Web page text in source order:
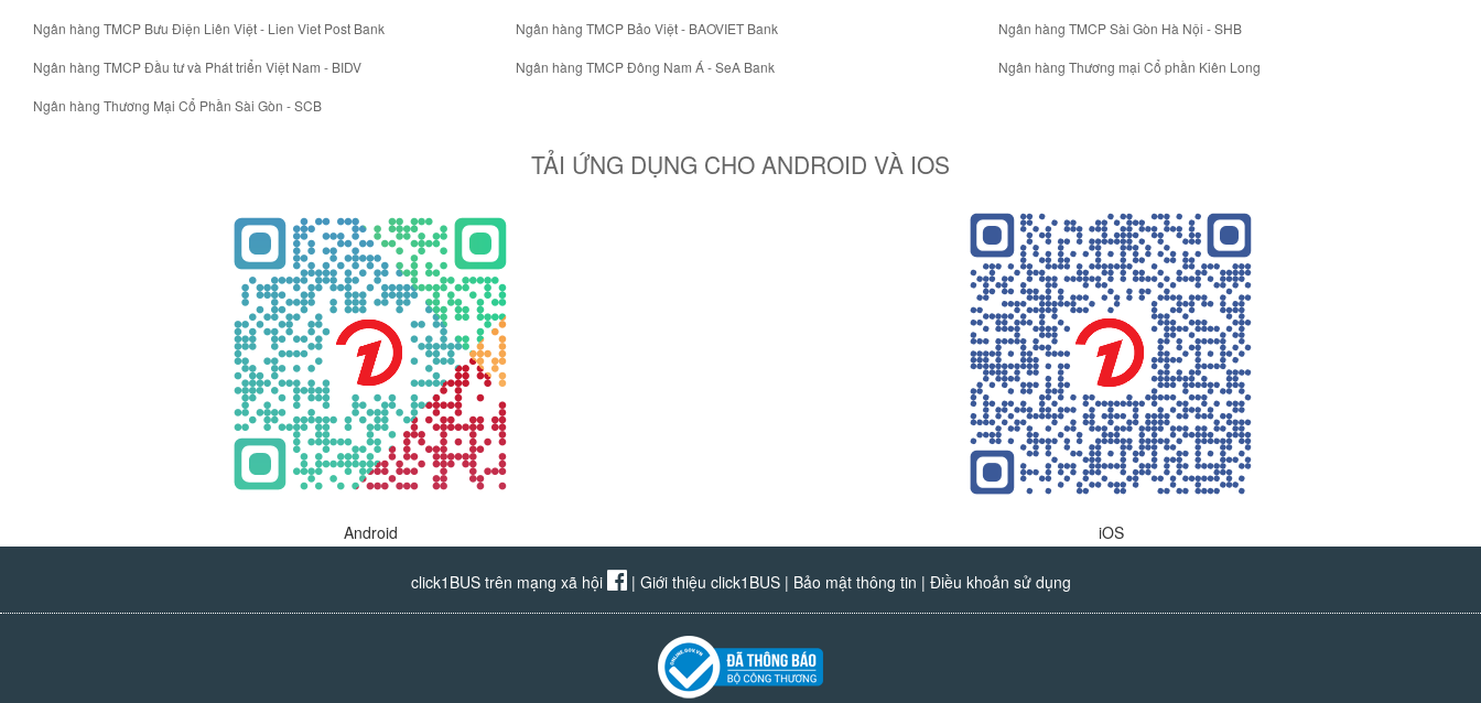
Ngân hàng TMCP Bưu Điện Liên Việt - Lien Viet Post Bank
Ngân hàng TMCP Đầu tư và Phát triển Việt Nam - BIDV
Ngân hàng Thương Mại Cổ Phần Sài Gòn - SCB
Ngân hàng TMCP Bảo Việt - BAOVIET Bank
Ngân hàng TMCP Đông Nam Á - SeA Bank
Ngân hàng TMCP Sài Gòn Hà Nội - SHB
Ngân hàng Thương mại Cổ phần Kiên Long
TẢI ỨNG DỤNG CHO ANDROID VÀ IOS
Android iOS
click1BUS trên mạng xã hội | Giới thiệu click1BUS| Bảo mật thông tin | Điều khoản sử dụng